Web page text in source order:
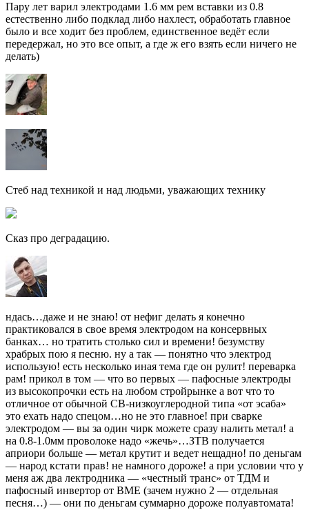
Пару лет варил электродами 1.6 мм рем вставки из 0.8
естественно либо подклад либо нахлест, обработать главное
было и все ходит без проблем, единственное ведёт если
передержал, но это все опыт, а где ж его взять если ничего не
делать)
Стеб над техникой и над людьми, уважающих технику
Сказ про деградацию.
ндась…даже и не знаю! от нефиг делать я конечно
практиковался в свое время электродом на консервных
банках… но тратить столько сил и времени! безумству
храбрых пою я песню. ну а так — понятно что электрод
использую! есть несколько иная тема где он рулит! переварка
рам! прикол в том — что во первых — пафосные электроды
из высокопрочки есть на любом стройрынке а вот что то
отличное от обычной СВ-низкоуглеродной типа «от эсаба»
это ехать надо спецом…но не это главное! при сварке
электродом — вы за один чирк можете сразу налить метал! а
на 0.8-1.0мм проволоке надо «жечь»…ЗТВ получается
априори больше — метал крутит и ведет нещадно! по деньгам
— народ кстати прав! не намного дороже! а при условии что у
меня аж два лектродника — «честный транс» от ТДМ и
пафосный инвертор от ВМЕ (зачем нужно 2 — отдельная
песня…) — они по деньгам суммарно дороже полуавтомата!